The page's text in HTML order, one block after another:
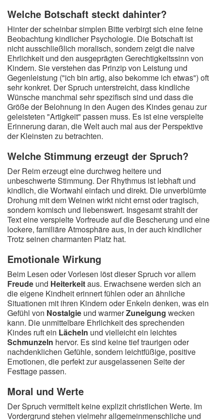
Welche Botschaft steckt dahinter?
Hinter der scheinbar simplen Bitte verbirgt sich eine feine
Beobachtung kindlicher Psychologie. Die Botschaft ist
nicht ausschließlich moralisch, sondern zeigt die naive
Ehrlichkeit und den ausgeprägten Gerechtigkeitssinn von
Kindern. Sie verstehen das Prinzip von Leistung und
Gegenleistung ("ich bin artig, also bekomme ich etwas") oft
sehr konkret. Der Spruch unterstreicht, dass kindliche
Wünsche manchmal sehr spezifisch sind und dass die
Größe der Belohnung in den Augen des Kindes genau zur
geleisteten "Artigkeit" passen muss. Es ist eine verspielte
Erinnerung daran, die Welt auch mal aus der Perspektive
der Kleinsten zu betrachten.
Welche Stimmung erzeugt der Spruch?
Der Reim erzeugt eine durchweg heitere und
unbeschwerte Stimmung. Der Rhythmus ist lebhaft und
kindlich, die Wortwahl einfach und direkt. Die unverblümte
Drohung mit dem Weinen wirkt nicht ernst oder tragisch,
sondern komisch und liebenswert. Insgesamt strahlt der
Text eine verspielte Vorfreude auf die Bescherung und eine
lockere, familiäre Atmosphäre aus, in der auch kindlicher
Trotz seinen charmanten Platz hat.
Emotionale Wirkung
Beim Lesen oder Vorlesen löst dieser Spruch vor allem
Freude und Heiterkeitaus. Erwachsene werden sich an
die eigene Kindheit erinnert fühlen oder an ähnliche
Situationen mit ihren Kindern oder Enkeln denken, was ein
Gefühl von Nostalgie und warmerZuneigung wecken
kann. Die unmittelbare Ehrlichkeit des sprechenden
Kindes ruft ein Lächeln und vielleicht ein leichtes
Schmunzeln hervor. Es sind keine tief traurigen oder
nachdenklichen Gefühle, sondern leichtfüßige, positive
Emotionen, die perfekt zur ausgelassenen Seite der
Festtage passen.
Moral und Werte
Der Spruch vermittelt keine explizit christlichen Werte. Im
Vordergrund stehen vielmehr allgemeinmenschliche und